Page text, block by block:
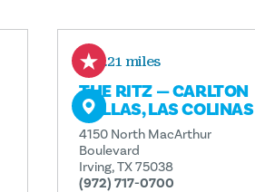
2.21 miles
THE RITZ — CARLTON
DALLAS, LAS COLINAS
4150 North MacArthur
Boulevard
Irving, TX 75038
(972) 717-0700